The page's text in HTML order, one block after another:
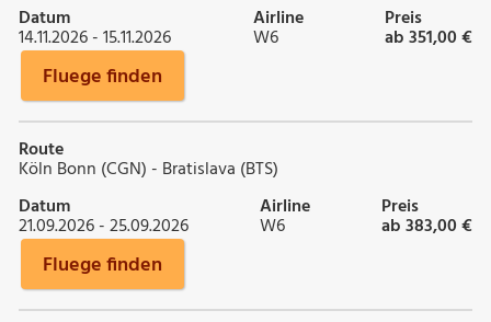
Datum
14.11.2026 - 15.11.2026
Airline
W6
Preis
ab 351,00 €
Fluege finden
Route
Köln Bonn (CGN) - Bratislava (BTS)
Datum
21.09.2026 - 25.09.2026
Airline
W6
Preis
ab 383,00 €
Fluege finden